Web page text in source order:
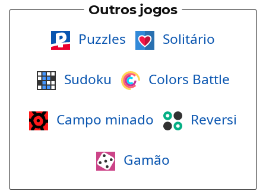
Outros jogos
Puzzles Solitário
Sudoku Colors Battle
Campo minado Reversi
Gamão